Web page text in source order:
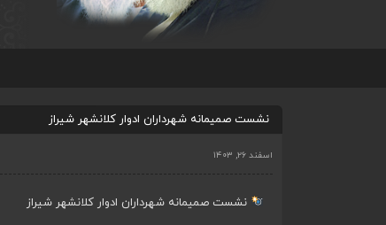
نشست صمیمانه شهرداران ادوار کلانشهر شیراز
اسفند ۲۶, ۱۴۰۳
نشست صمیمانه شهرداران ادوار کلانشهر شیراز